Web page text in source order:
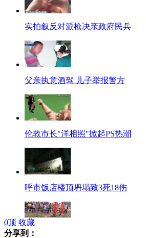
实拍叙反对派枪决亲政府民兵
父亲执意酒驾 儿子举报警方
伦敦市长"洋相照"掀起PS热潮
呼市饭店楼顶坍塌致3死18伤
0顶 收藏
分享到：